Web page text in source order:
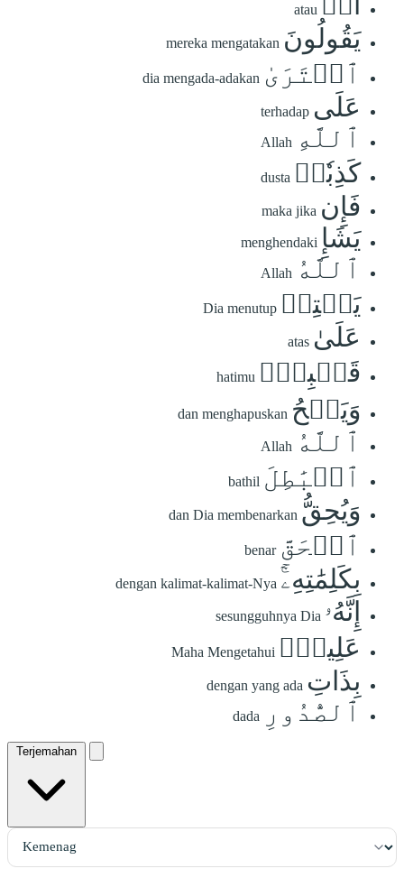
atau
يَقُولُونَ mereka mengatakan
ٱفۡتَرَىٰ dia mengada-adakan
عَلَى terhadap
ٱللَّهِ Allah
كَذِبٗاۖ dusta
فَإِن maka jika
يَشَإِ menghendaki
ٱللَّهُ Allah
يَخۡتِمۡ Dia menutup
عَلَىٰ atas
قَلۡبِكَۗ hatimu
وَيَمۡحُ dan menghapuskan
ٱللَّهُ Allah
ٱلۡبَٰطِلَ bathil
وَيُحِقُّ dan Dia membenarkan
ٱلۡحَقَّ benar
بِكَلِمَٰتِهِۦٓۚ dengan kalimat-kalimat-Nya
إِنَّهُۥ sesungguhnya Dia
عَلِيمُۢ Maha Mengetahui
بِذَاتِ dengan yang ada
ٱلصُّدُورِ dada
Terjemahan